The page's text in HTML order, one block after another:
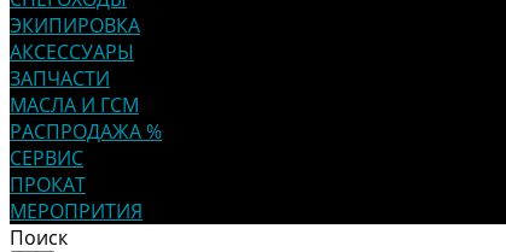
ЭКИПИРОВКА
АКСЕССУАРЫ
ЗАПЧАСТИ
МАСЛА И ГСМ
РАСПРОДАЖА %
СЕРВИС
ПРОКАТ
МЕРОПРИТИЯ
Поиск